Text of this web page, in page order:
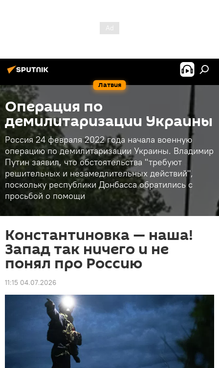
Латвия
Операция по
демилитаризации Украины
Россия 24 февраля 2022 года начала военную
операцию по демилитаризации Украины. Владимир
Путин заявил, что обстоятельства "требуют
решительных и незамедлительных действий",
поскольку республики Донбасса обратились с
просьбой о помощи
Константиновка — наша!
Запад так ничего и не
понял про Россию
11:15 04.07.2026